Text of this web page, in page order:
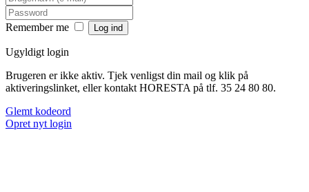
Remember me
Ugyldigt login
Brugeren er ikke aktiv. Tjek venligst din mail og klik på
aktiveringslinket, eller kontakt HORESTA på tlf. 35 24 80 80.
Glemt kodeord
Opret nyt login